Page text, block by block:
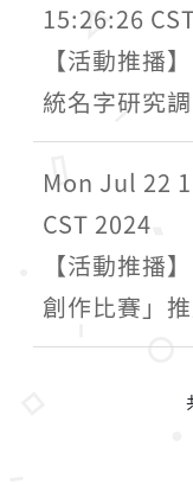
15:26:26
【活動推播
統名字研究
Mon Jul 22
CST 2024
【活動推播
創作比賽」